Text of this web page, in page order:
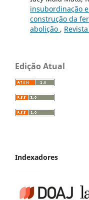
insubordinação
construção da
abolição ,
Edição Atual
Indexadores